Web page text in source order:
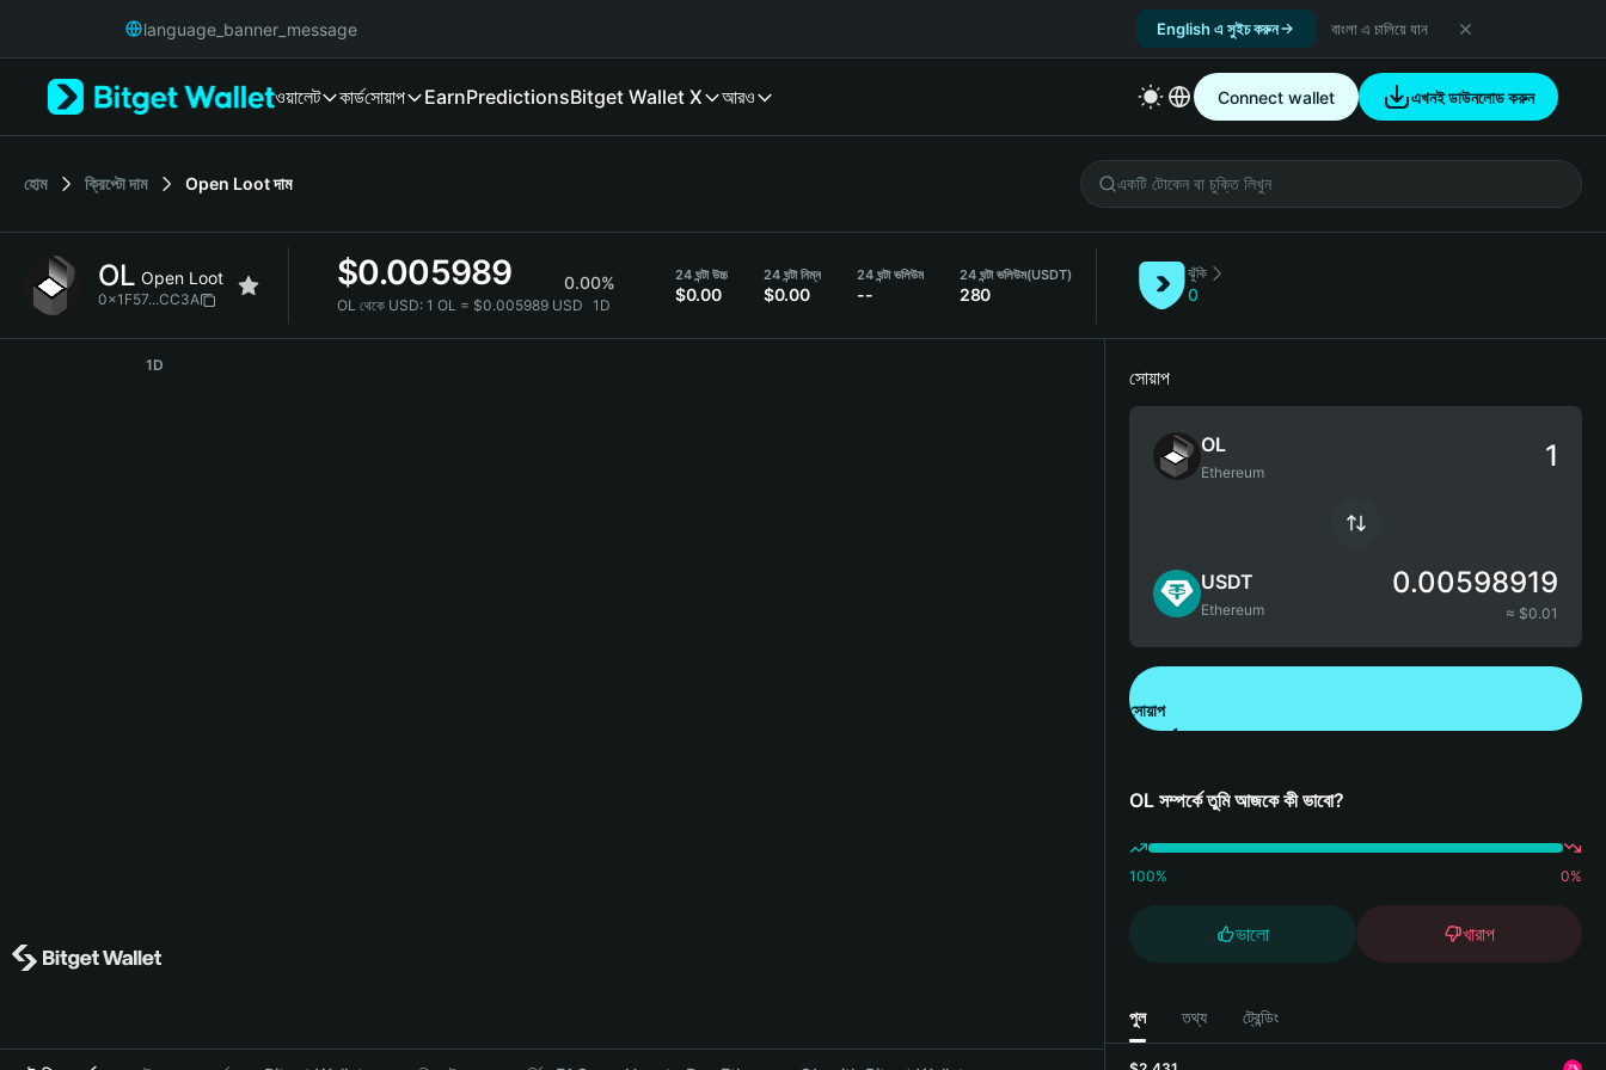
Русский
Italiano
简体中文
繁體中文
Bahasa Indonesia
language_banner_message English এ সুইচ করুন বাংলা এ চালিয়ে যান
ওয়ালেট কার্ডসোয়াপ EarnPredictionsBitget Wallet X আরও Connect wallet এখনই ডাউনলোড করুন
হোম ক্রিপ্টো দাম Open Lootদাম
OL Open Loot
0x1F57...CC3A
$0.005989 0.00%
OL থেকে USD: 1 OL = $0.005989 USD 1D
24 ঘন্টা উচ্চ
$0.00
24 ঘন্টা নিম্ন
$0.00
24 ঘন্টা ভলিউম
--
24 ঘন্টা ভলিউম(USDT)
280
ঝুঁকি
0
1D
সোয়াপ
OL
Ethereum
USDT
Ethereum
0.00598919
≈ $0.01
সোয়াপ
OL সম্পর্কে তুমি আজকে কী ভাবো?
100% 0%
ভালো খারাপ
পুল তথ্য ট্রেন্ডিং